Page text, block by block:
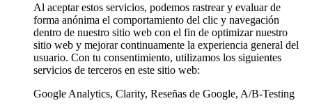
Al aceptar estos servicios, podemos rastrear y evaluar de
forma anónima el comportamiento del clic y navegación
dentro de nuestro sitio web con el fin de optimizar nuestro
sitio web y mejorar continuamente la experiencia general del
usuario. Con tu consentimiento, utilizamos los siguientes
servicios de terceros en este sitio web:
Google Analytics, Clarity, Reseñas de Google, A/B-Testing